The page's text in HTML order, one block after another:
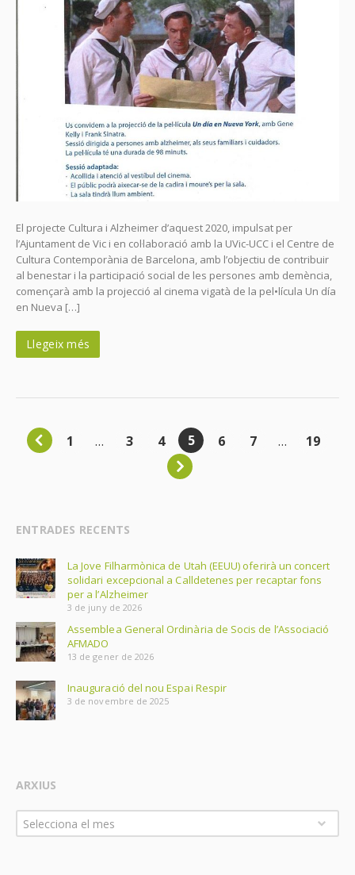
El projecte Cultura i Alzheimer d’aquest 2020, impulsat per
l’Ajuntament de Vic i en col·laboració amb la UVic-UCC i el Centre de
Cultura Contemporània de Barcelona, amb l’objectiu de contribuir
al benestar i la participació social de les persones amb demència,
començarà amb la projecció al cinema vigatà de la pel•lícula Un día
en Nueva […]
Llegeix més
1 … 3 4 5 6 7 … 19
ENTRADES RECENTS
La Jove Filharmònica de Utah (EEUU) oferirà un concert
solidari excepcional a Calldetenes per recaptar fons
per a l’Alzheimer
3 de juny de 2026
Assemblea General Ordinària de Socis de l’Associació
AFMADO
13 de gener de 2026
Inauguració del nou Espai Respir
3 de novembre de 2025
ARXIUS
Arxius
Selecciona el mes